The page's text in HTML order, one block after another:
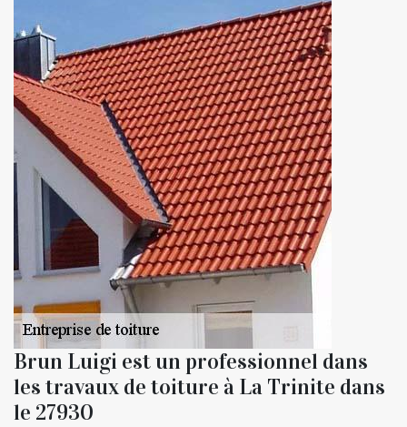
Brun Luigi est un professionnel dans
les travaux de toiture à La Trinite dans
le 27930